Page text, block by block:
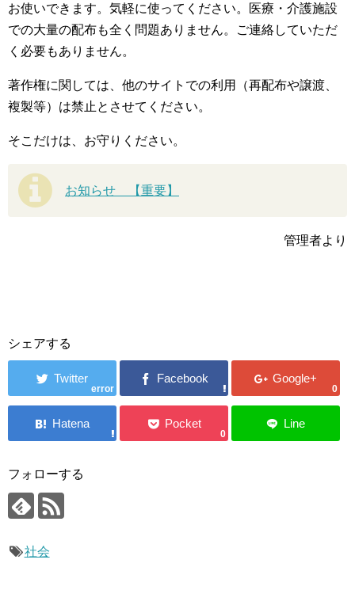
お使いできます。気軽に使ってください。医療・介護施設
での大量の配布も全く問題ありません。ご連絡していただ
く必要もありません。
著作権に関しては、他のサイトでの利用（再配布や譲渡、
複製等）は禁止とさせてください。
そこだけは、お守りください。
お知らせ 【重要】
管理者より
シェアする
error 0
0
フォローする
社会